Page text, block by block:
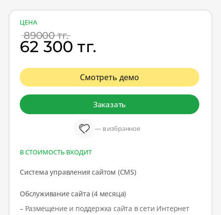
ЦЕНА
89000 тг.
62 300 тг.
Смотреть демо
Заказать
— в избранное
В СТОИМОСТЬ ВХОДИТ
Система управления сайтом (CMS)
Обслуживание сайта (4 месяца)
– Размещение и поддержка сайта в сети Интернет